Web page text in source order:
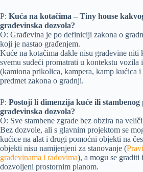
P: Kuća na kotačima – Tiny house
građevinska dozvola?
O: Građevina je po definiciji zakona o
koji je nastao građenjem.
Kuće na kotačima dakle nisu građevine niti
svemu sudeći promatrati u kontekstu
(kamiona prikolica, kampera, kamp kućica
predmet zakona o gradnji.
P: Postoji li dimenzija kuće ili
građevinska dozvola?
O: Sve stambene zgrade bez obzira na
Bez dozvole, ali s glavnim projektom se
kućice na alat i drugi pomoćni objekti na
objekti nisu namijenjeni za stanovanje (
građevinama i radovima), a mogu se graditi
dozvoljeni prostornim planom.